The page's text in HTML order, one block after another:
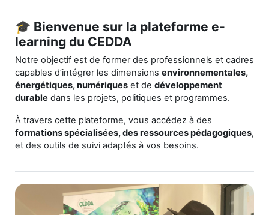
🎓 Bienvenue sur la plateforme e-
learning du CEDDA
Notre objectif est de former des professionnels et cadres
capables d’intégrer les dimensions environnementales,
énergétiques, numériques et de développement
durable dans les projets, politiques et programmes.
À travers cette plateforme, vous accédez à des
formations spécialisées, des ressources pédagogiques,
et des outils de suivi adaptés à vos besoins.